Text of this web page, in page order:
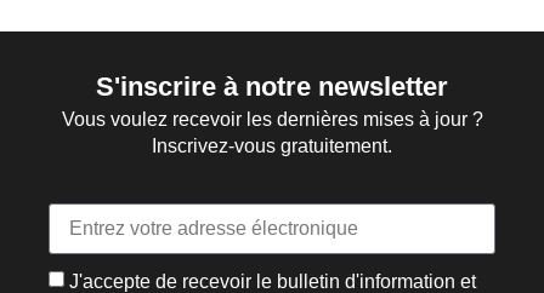
S'inscrire à notre newsletter
Vous voulez recevoir les dernières mises à jour ?
Inscrivez-vous gratuitement.
J'accepte de recevoir le bulletin d'information et